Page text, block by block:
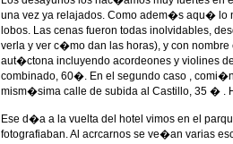
una vez ya relajados. Como adem�s aqu� lo
lobos. Las cenas fueron todas inolvidables,
verla y ver c�mo dan las horas), y con
aut�ctona incluyendo acordeones y violines
combinado, 60�. En el segundo caso ,
mism�sima calle de subida al Castillo, 35 � .
Ese d�a a la vuelta del hotel vimos en el
fotografiaban. Al acrcarnos se ve�an varias